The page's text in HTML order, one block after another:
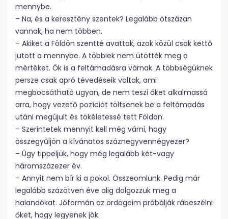
mennybe.
– Na, és a keresztény szentek? Legalább ötszázan
vannak, ha nem többen.
– Akiket a Földön szentté avattak, azok közül csak kettő
jutott a mennybe. A többiek nem ütötték meg a
mértéket. Ők is a feltámadásra várnak. A többségüknek
persze csak apró tévedéseik voltak, ami
megbocsátható ugyan, de nem teszi őket alkalmassá
arra, hogy vezető pozíciót töltsenek be a feltámadás
utáni megújult és tökéletessé tett Földön.
– Szerintetek mennyit kell még várni, hogy
összegyűljön a kívánatos száznegyvennégyezer?
– Úgy tippeljük, hogy még legalább két-vagy
háromszázezer év.
– Annyit nem bír ki a pokol. Összeomlunk. Pedig már
legalább százötven éve alig dolgozzuk meg a
halandókat. Jóformán az ördögeim próbálják rábeszélni
őket, hogy legyenek jók.